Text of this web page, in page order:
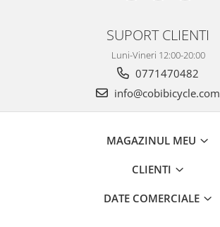
SUPORT CLIENTI
Luni-Vineri 12:00-20:00
0771470482
info@cobibicycle.com
MAGAZINUL MEU
CLIENTI
DATE COMERCIALE